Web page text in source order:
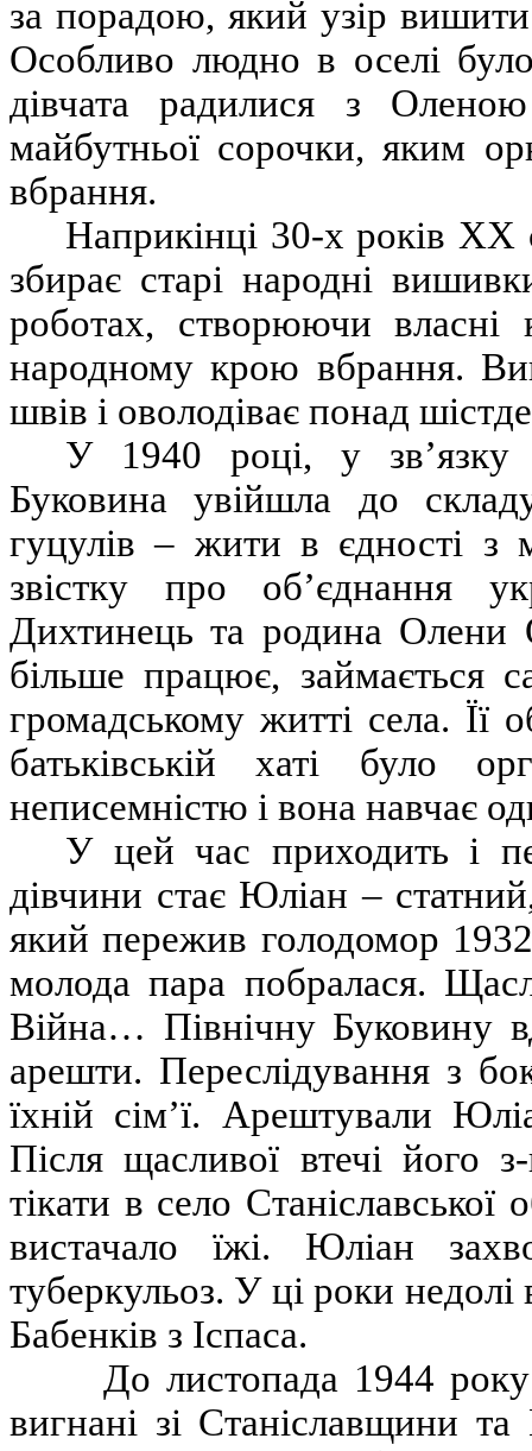
за порадою, який узір
Особливо людно в оселі
дівчата радилися з
майбутньої сорочки, яким
вбрання.
Наприкінці 30-х років ХХ
збирає старі народні
роботах, створюючи власні
народному крою вбрання.
швів і оволодіває понад
У 1940 році, у зв’язку
Буковина увійшла до
гуцулів – жити в єдності з
звістку про об’єднання
Дихтинець та родина Олени
більше працює, займається
громадському житті села. Її
батьківській хаті було
неписемністю і вона навчає
У цей час приходить і
дівчини стає Юліан –
який пережив голодомор
молода пара побралася.
Війна… Північну Буковину
арешти. Переслідування з
їхній сім’ї. Арештували
Після щасливої втечі його
тікати в село
вистачало їжі. Юліан
туберкульоз. У ці роки
Бабенків з Іспаса.
До листопада 1944 року
вигнані зі Станіславщини